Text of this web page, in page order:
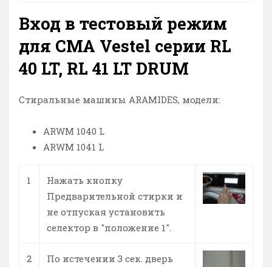
Вход в тестовый режим
для СМА Vestel серии RL
40 LT, RL 41 LT DRUM
Стиральные машины ARAMIDES, модели:
ARWM 1040 L
ARWM 1041 L
1
Нажать кнопку
Предварительной стирки и
не отпуская установить
селектор в "положение 1".
2
По истечении 3 сек. дверь